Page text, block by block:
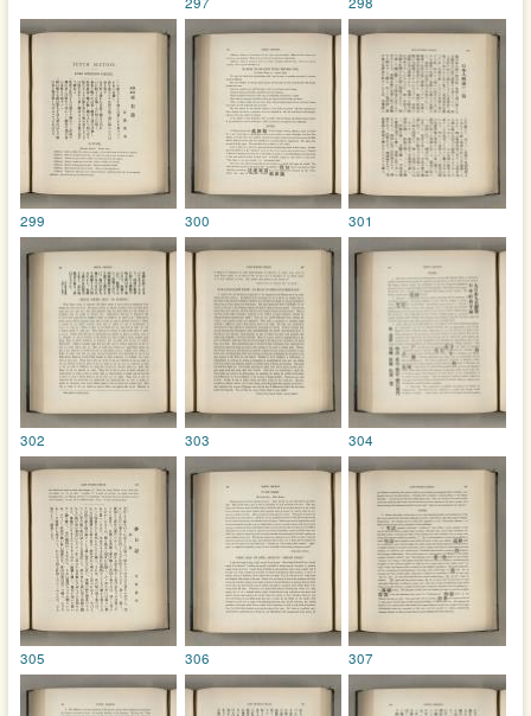
299 300 301
302 303 304
305 306 307